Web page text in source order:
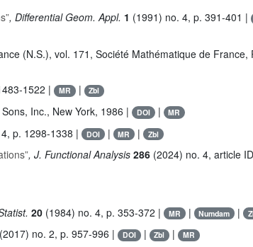
, Differential Geom. Appl. 1 (1991) no. 4, p. 391-401 |
(N.S.), vol. 171 , Société Mathématique de France,
1522 | MR | Zbl
Inc., New York, 1986 | DOI | MR
p. 1298-1338 | DOI | MR | Zbl
, J. Functional Analysis 286 (2024) no. 4, article ID
20 (1984) no. 4, p. 353-372 | MR | Numdam |
(2017) no. 2, p. 957-996 | DOI | Zbl | MR